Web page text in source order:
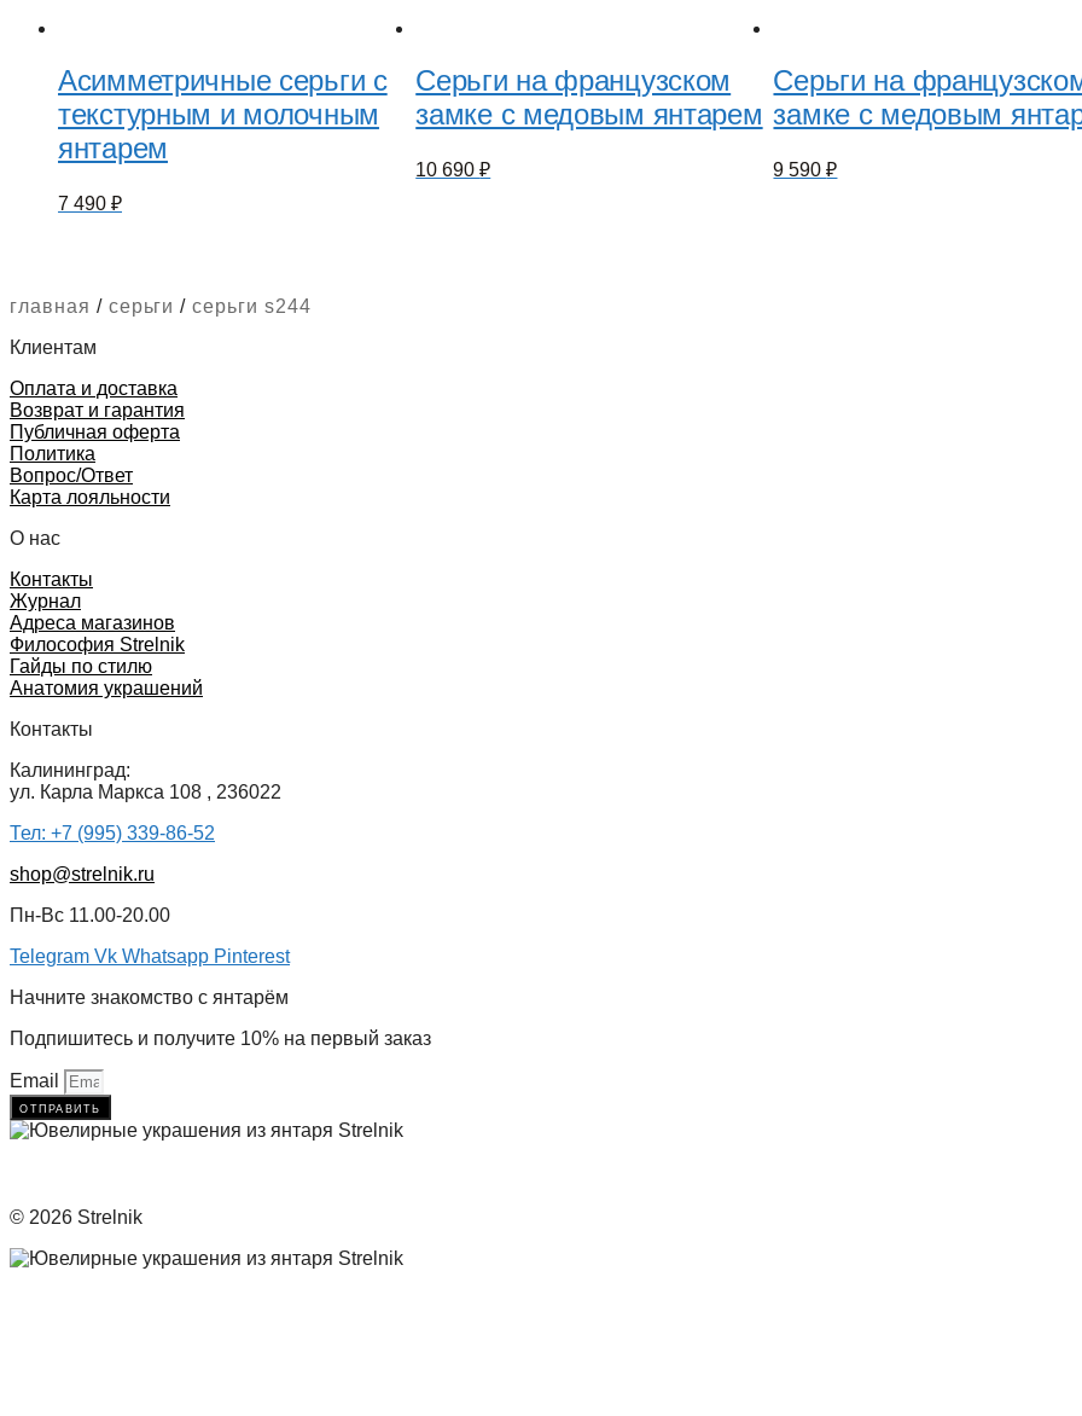
Асимметричные серьги с
текстурным и молочным
янтарем
7 490 ₽
Серьги на французском
замке с медовым янтарем
10 690₽
Серьги на
замке с медовым
9 590₽
главная / серьги /серьги s244
Клиентам
Оплата и доставка
Возврат и гарантия
Публичная оферта
Политика
Вопрос/Ответ
Карта лояльности
О нас
Контакты
Журнал
Адреса магазинов
Философия Strelnik
Гайды по стилю
Анатомия украшений
Контакты
Калининград:
ул. Карла Маркса 108 , 236022
Тел: +7 (995) 339-86-52
shop@strelnik.ru
Пн-Вс 11.00-20.00
Telegram Vk Whatsapp Pinterest
Начните знакомство с янтарём
Подпишитесь и получите 10% на первый заказ
Email
отправить
© 2026 Strelnik